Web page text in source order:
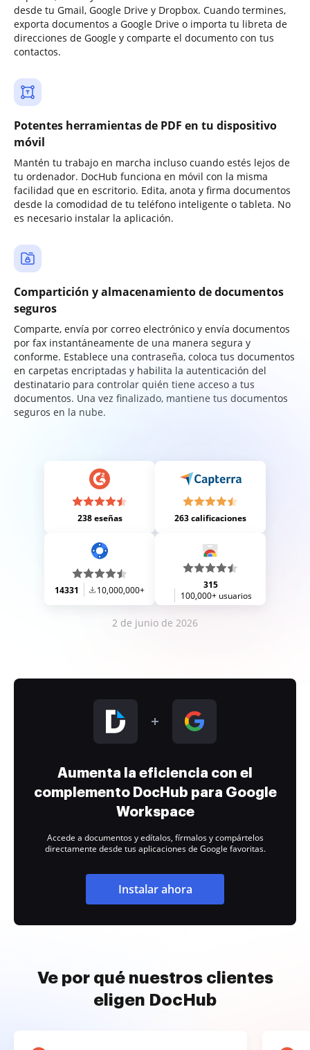
desde tu Gmail, Google Drive y Dropbox. Cuando termines,
exporta documentos a Google Drive o importa tu libreta de
direcciones de Google y comparte el documento con tus
contactos.
Potentes herramientas de PDF en tu dispositivo
móvil
Mantén tu trabajo en marcha incluso cuando estés lejos de
tu ordenador. DocHub funciona en móvil con la misma
facilidad que en escritorio. Edita, anota y firma documentos
desde la comodidad de tu teléfono inteligente o tableta. No
es necesario instalar la aplicación.
Compartición y almacenamiento de documentos
seguros
Comparte, envía por correo electrónico y envía documentos
por fax instantáneamente de una manera segura y
conforme. Establece una contraseña, coloca tus documentos
en carpetas encriptadas y habilita la autenticación del
destinatario para controlar quién tiene acceso a tus
documentos. Una vez finalizado, mantiene tus documentos
seguros en la nube.
238 eseñas 263 calificaciones
14331 10,000,000+
315
100,000+ usuarios
2 de junio de 2026
Aumenta la eficiencia con el
complemento DocHub para Google
Workspace
Accede a documentos y edítalos, fírmalos y compártelos
directamente desde tus aplicaciones de Google favoritas.
Instalar ahora
Ve por qué nuestros clientes
eligen DocHub